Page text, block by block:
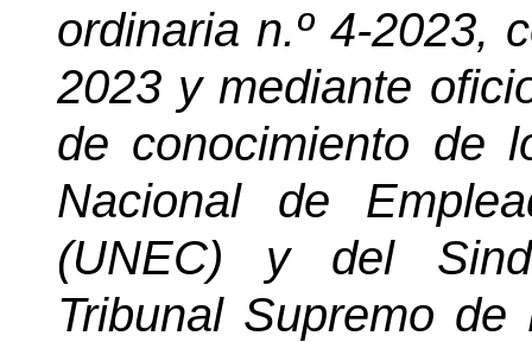
ordinaria n.º 4-2023,
2023 y mediante
de conocimiento de
Nacional de
(UNEC) y del
Tribunal Supremo